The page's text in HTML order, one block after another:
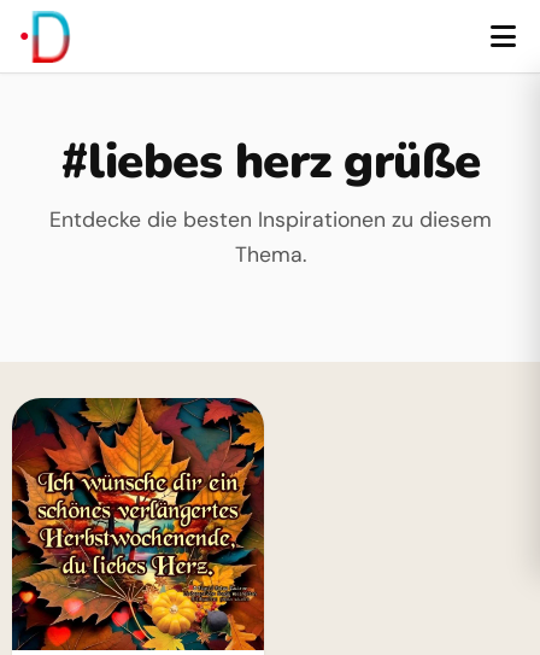
#liebes herz grüße
Entdecke die besten Inspirationen zu diesem
Thema.